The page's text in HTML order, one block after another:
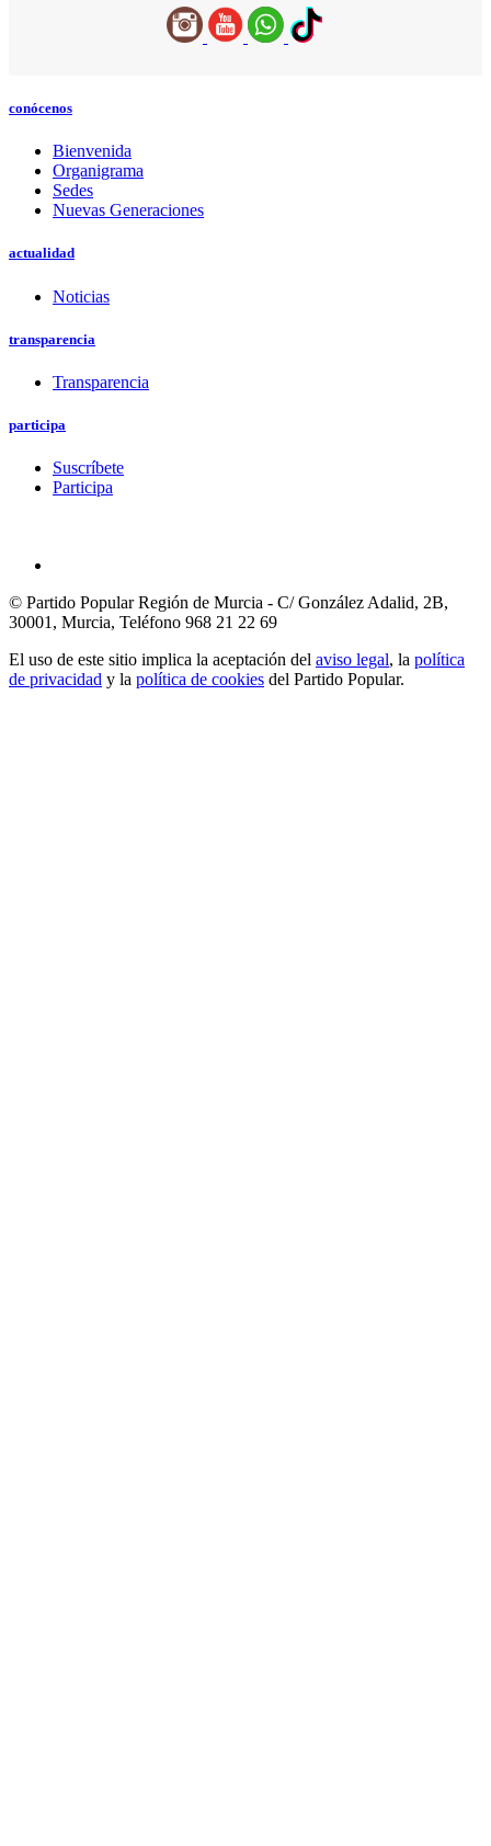
conócenos
Bienvenida
Organigrama
Sedes
Nuevas Generaciones
actualidad
Noticias
transparencia
Transparencia
participa
Suscríbete
Participa
© Partido Popular Región de Murcia - C/ González Adalid, 2B,
30001, Murcia, Teléfono 968 21 22 69
El uso de este sitio implica la aceptación del aviso legal, la política
de privacidad y la política de cookies del Partido Popular.